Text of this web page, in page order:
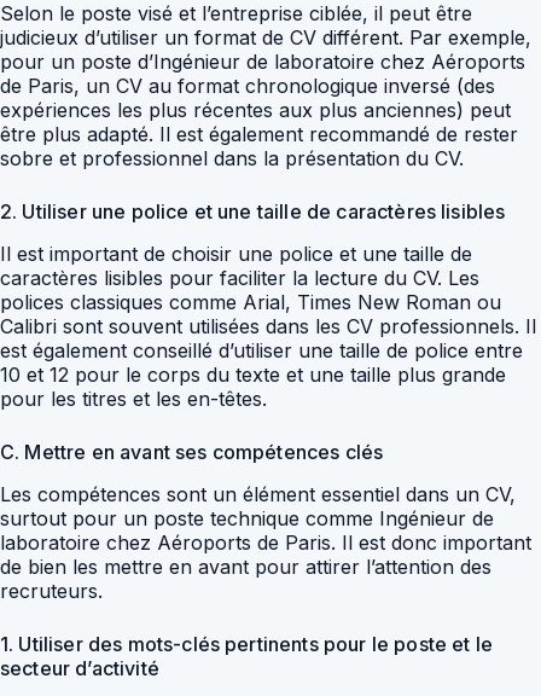
Selon le poste visé et l’entreprise ciblée, il peut être
judicieux d’utiliser un format de CV différent. Par exemple,
pour un poste d’Ingénieur de laboratoire chez Aéroports
de Paris, un CV au format chronologique inversé (des
expériences les plus récentes aux plus anciennes) peut
être plus adapté. Il est également recommandé de rester
sobre et professionnel dans la présentation du CV.
2. Utiliser une police et une taille de caractères lisibles
Il est important de choisir une police et une taille de
caractères lisibles pour faciliter la lecture du CV. Les
polices classiques comme Arial, Times New Roman ou
Calibri sont souvent utilisées dans les CV professionnels. Il
est également conseillé d’utiliser une taille de police entre
10 et 12 pour le corps du texte et une taille plus grande
pour les titres et les en-têtes.
C. Mettre en avant ses compétences clés
Les compétences sont un élément essentiel dans un CV,
surtout pour un poste technique comme Ingénieur de
laboratoire chez Aéroports de Paris. Il est donc important
de bien les mettre en avant pour attirer l’attention des
recruteurs.
1. Utiliser des mots-clés pertinents pour le poste et le
secteur d’activité